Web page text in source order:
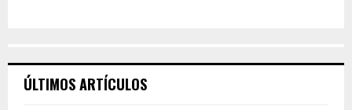
ÚLTIMOS ARTÍCULOS